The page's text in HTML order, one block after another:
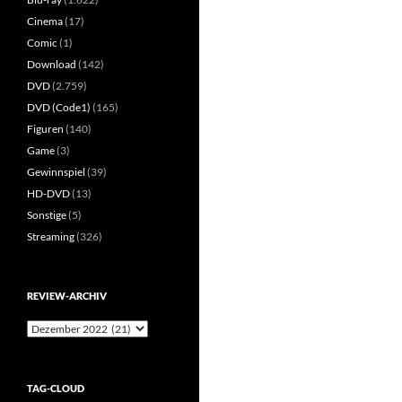
Cinema(17)
Comic (1)
Download (142)
DVD(2.759)
DVD (Code1) (165)
Figuren (140)
Game(3)
Gewinnspiel (39)
HD-DVD(13)
Sonstige(5)
Streaming(326)
REVIEW-ARCHIV
Review-
TAG-CLOUD